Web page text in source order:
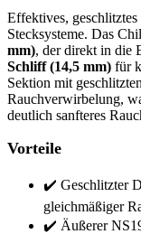
Effektives,
Stecksysteme. Das
mm), der direkt in die
Schliff (14,5 mm) für
Sektion mit
Rauchverwirbelung,
deutlich sanfteres
Vorteile
✔️ Geschlitzter
gleichmäßiger
✔️ Äußerer